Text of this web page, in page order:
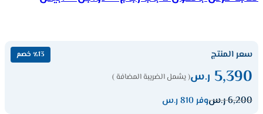
سعر المنتج ٪13 خصم
5,390 ر.س( يشمل الضريبة المضافة )
6,200ر.سوفر 810 ر.س